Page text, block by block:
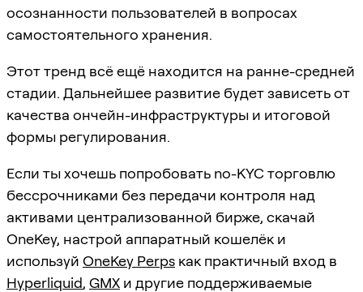
осознанности пользователей в вопросах
самостоятельного хранения.
Этот тренд всё ещё находится на ранне-средней
стадии. Дальнейшее развитие будет зависеть от
качества ончейн-инфраструктуры и итоговой
формы регулирования.
Если ты хочешь попробовать no-KYC торговлю
бессрочниками без передачи контроля над
активами централизованной бирже, скачай
OneKey, настрой аппаратный кошелёк и
используй OneKey Perps как практичный вход в
Hyperliquid, GMX и другие поддерживаемые